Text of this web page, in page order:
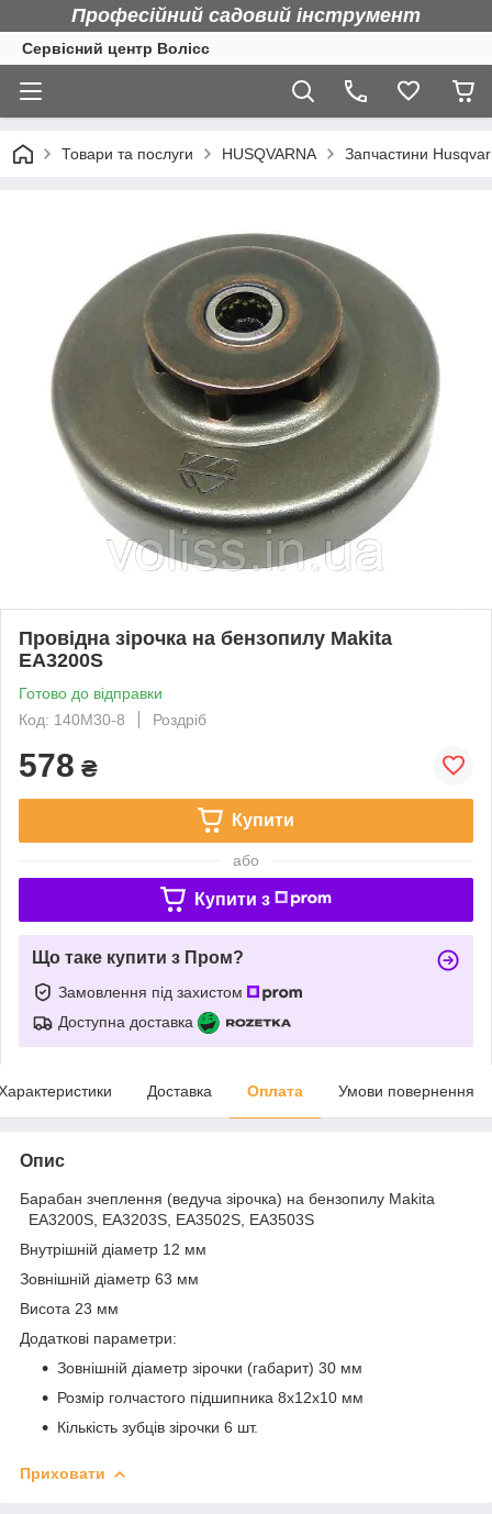
Професійний садовий інструмент
Сервісний центр Волісс
Товари та послуги HUSQVARNA Запчастини
Провідна зірочка на бензопилу Makita
EA3200S
Готово до відправки
Код: 140M30-8
Роздріб
578 ₴
Купити
або
Купити з
Що таке купити з Пром?
Замовлення під захистом
Доступна доставка
Доставка Оплата Умови повернення
Опис
Барабан зчеплення (ведуча зірочка) на бензопилу Makita
EA3200S, EA3203S, EA3502S, EA3503S
Внутрішній діаметр 12 мм
Зовнішній діаметр 63 мм
Висота 23 мм
Додаткові параметри:
Зовнішній діаметр зірочки (габарит) 30 мм
Розмір голчастого підшипника 8х12х10 мм
Кількість зубців зірочки 6 шт.
Приховати